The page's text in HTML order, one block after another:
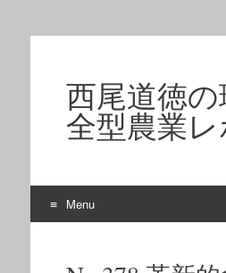
西尾道徳
全型農業レ
Menu